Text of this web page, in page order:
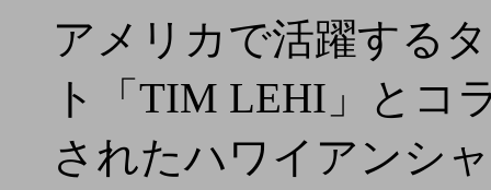
アメリカで活躍する
ト「TIM LEHI」とコ
されたハワイアンシ